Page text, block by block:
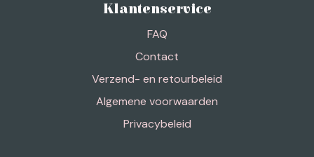
Klantenservice
FAQ
Contact
Verzend- en retourbeleid
Algemene voorwaarden
Privacybeleid